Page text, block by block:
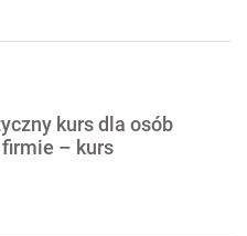
kurs dla osób
– kurs